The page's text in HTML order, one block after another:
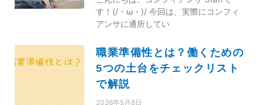
す！(/・ω・)/ 今回は、実際にコンフィ
アンサに通所してい
職業準備性とは？働くための
5つの土台をチェックリスト
で解説
2026年5月8日